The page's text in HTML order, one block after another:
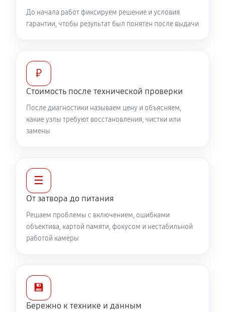
До начала работ фиксируем решение и условия
гарантии, чтобы результат был понятен после выдачи
₽
Стоимость после технической проверки
После диагностики называем цену и объясняем,
какие узлы требуют восстановления, чистки или
замены
☰
От затвора до питания
Решаем проблемы с включением, ошибками
объектива, картой памяти, фокусом и нестабильной
работой камеры
💾
Бережно к технике и данным